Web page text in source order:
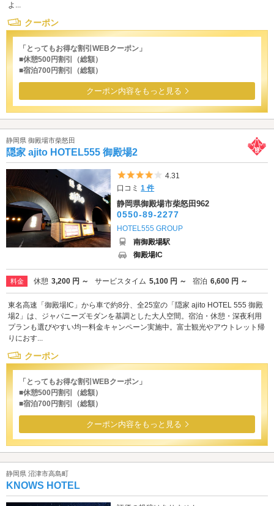
よ...
クーポン
「とってもお得な割引WEBクーポン」
■休憩500円割引（総額）
■宿泊700円割引（総額）
クーポン内容をもっと見る
静岡県 御殿場市柴怒田
隠家 ajito HOTEL555 御殿場2
5つ星のうち4
4.31
口コミ1 件
静岡県御殿場市柴怒田962
0550-89-2277
HOTEL555 GROUP
南御殿場駅
御殿場IC
料金 休憩 3,200 円 ～ サービスタイム 5,100 円 ～ 宿泊 6,600 円 ～
東名高速「御殿場IC」から車で約8分、全25室の「隠家 ajito HOTEL 555 御殿
場2」は、ジャパニーズモダンを基調とした大人空間。宿泊・休憩・深夜利用
プランも選びやすい均一料金キャンペーン実施中。富士観光やアウトレット帰
りにおす...
クーポン
「とってもお得な割引WEBクーポン」
■休憩500円割引（総額）
■宿泊700円割引（総額）
クーポン内容をもっと見る
静岡県 沼津市高島町
KNOWS HOTEL